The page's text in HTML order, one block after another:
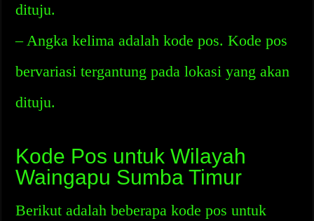
dituju.
– Angka kelima adalah kode pos. Kode pos
bervariasi tergantung pada lokasi yang akan
dituju.
Kode Pos untuk Wilayah
Waingapu Sumba Timur
Berikut adalah beberapa kode pos untuk